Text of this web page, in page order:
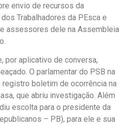
envio de recursos da
Trabalhadores da PEsca e
assessores dele na Assembleia
por aplicativo de conversa,
O parlamentar do PSB na
registro boletim de ocorrência na
que abriu investigação. Além
escolta para o presidente da
– PB), para ele e sua